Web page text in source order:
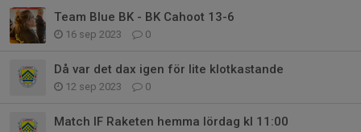
Team Blue BK - BK Cahoot 13-6
16 sep 2023 0
Då var det dax igen för lite klotkastande
12 sep 2023 0
Match IF Raketen hemma lördag kl 11:00